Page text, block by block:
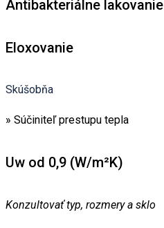
Antibakteriálne lakovanie
Eloxovanie
Skúšobňa
» Súčiniteľ prestupu tepla
Uw od 0,9 (W/m²K)
Konzultovať typ, rozmery a sklo